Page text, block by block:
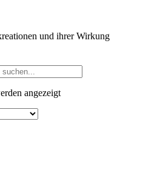
und ihrer Wirkung
angezeigt